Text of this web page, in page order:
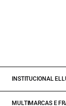
INSTITUCIONAL
MULTIMARCAS E